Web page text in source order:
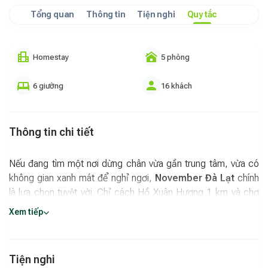
Tổng quan Thông tin Tiện nghi Quy tắc
Homestay 5 phòng
6 giường 16 khách
Thông tin chi tiết
Nếu đang tìm một nơi dừng chân vừa gần trung tâm, vừa có
không gian xanh mát để nghỉ ngơi, November Đà Lạtchính
là lựa chọn tuyệt vời. Chỉ cách Hồ Xuân Hương 1 km và chợ
Đà Lạt 2,5 km, homestay đem đến sự thuận tiện để khám
Không gian phòng nghỉ rộng rãi
Xem tiếp
Tiện nghi